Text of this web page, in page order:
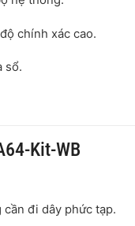
chính xác cao.
sổ.
Kit-WB
đi dây phức tạp.